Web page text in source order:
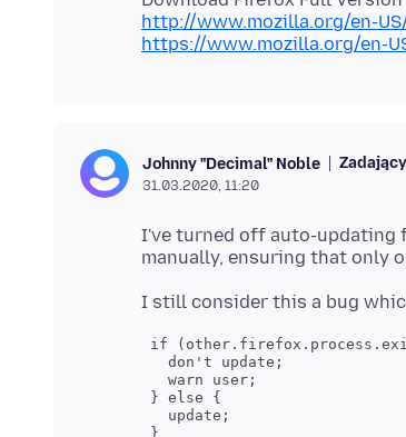
http://www.mozilla.org/en-
https://www.mozilla.org/en-
Johnny "Decimal" Noble
31.03.2020, 11:20
I've turned off auto-updating
if
   don't update;
   warn user;
} else {
   update;